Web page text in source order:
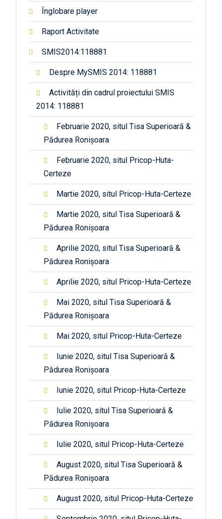
Înglobare player
Raport Activitate
SMIS2014:118881
Despre MySMIS 2014: 118881
Activități din cadrul proiectului SMIS
2014: 118881
Februarie 2020, situl Tisa Superioară &
Pădurea Ronișoara
Februarie 2020, situl Pricop-Huta-
Certeze
Martie 2020, situl Pricop-Huta-Certeze
Martie 2020, situl Tisa Superioară &
Pădurea Ronișoara
Aprilie 2020, situl Tisa Superioară &
Pădurea Ronișoara
Aprilie 2020, situl Pricop-Huta-Certeze
Mai 2020, situl Tisa Superioară &
Pădurea Ronișoara
Mai 2020, situl Pricop-Huta-Certeze
Iunie 2020, situl Tisa Superioară &
Pădurea Ronișoara
Iunie 2020, situl Pricop-Huta-Certeze
Iulie 2020, situl Tisa Superioară &
Pădurea Ronișoara
Iulie 2020, situl Pricop-Huta-Certeze
August 2020, situl Tisa Superioară &
Pădurea Ronișoara
August 2020, situl Pricop-Huta-Certeze